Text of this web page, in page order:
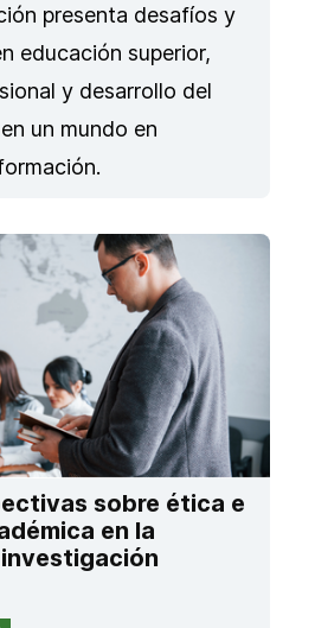
presenta desafíos y
educación superior,
y desarrollo del
un mundo en
sobre ética e
en la